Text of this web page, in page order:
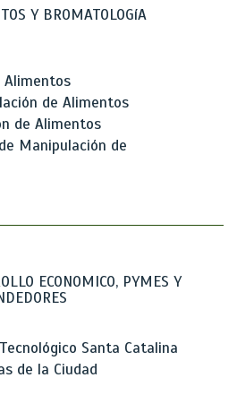
Y BROMATOLOGíA
Alimentos
de Alimentos
de Alimentos
Manipulación de
ECONOMICO, PYMES Y
Santa Catalina
de la Ciudad